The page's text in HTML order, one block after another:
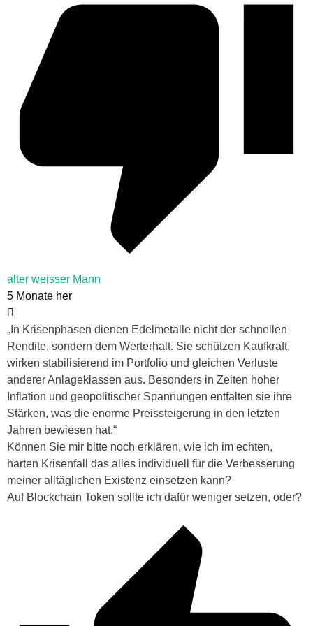
alter weisser Mann
5 Monate her
„In Krisenphasen dienen Edelmetalle nicht der schnellen
Rendite, sondern dem Werterhalt. Sie schützen Kaufkraft,
wirken stabilisierend im Portfolio und gleichen Verluste
anderer Anlageklassen aus. Besonders in Zeiten hoher
Inflation und geopolitischer Spannungen entfalten sie ihre
Stärken, was die enorme Preissteigerung in den letzten
Jahren bewiesen hat.“
Können Sie mir bitte noch erklären, wie ich im echten,
harten Krisenfall das alles individuell für die Verbesserung
meiner alltäglichen Existenz einsetzen kann?
Auf Blockchain Token sollte ich dafür weniger setzen, oder?